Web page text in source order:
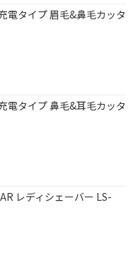
電タイプ 眉毛&鼻毛カッタ
電タイプ 鼻毛&耳毛カッタ
レディシェーバー LS-